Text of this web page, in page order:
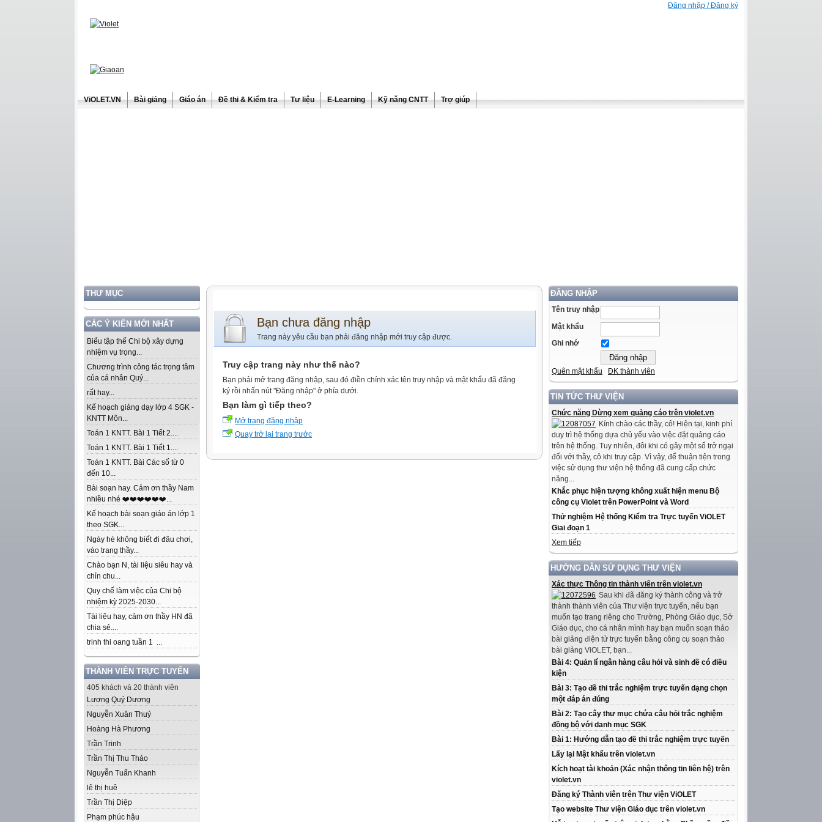
Đăng nhập / Đăng ký
ViOLET.VN Bài giảng Giáo án Đề thi & Kiểm tra Tư liệu E-Learning Kỹ năng CNTT Trợ giúp
THƯ MỤC
CÁC Ý KIẾN MỚI NHẤT
Biểu tập thể Chi bộ xây dựng
nhiệm vụ trọng...
Chương trình công tác trọng tâm
của cá nhân Quý...
rất hay...
Kế hoạch giảng dạy lớp 4 SGK -
KNTT Môn...
Toán 1 KNTT. Bài 1 Tiết 2....
Toán 1 KNTT. Bài 1 Tiết 1....
Toán 1 KNTT. Bài Các số từ 0
đến 10...
Bài soạn hay. Cảm ơn thầy Nam
nhiều nhé ❤️❤️❤️❤️❤️❤️...
Kế hoạch bài soạn giáo án lớp 1
theo SGK...
Ngày hè không biết đi đâu chơi,
vào trang thầy...
Chào bạn N, tài liệu siêu hay và
chỉn chu...
Quy chế làm việc của Chi bộ
nhiệm kỳ 2025-2030...
Tài liệu hay, cảm ơn thầy HN đã
chia sẻ....
trinh thi oang tuần 1 ...
THÀNH VIÊN TRỰC TUYẾN
405 khách và 20 thành viên
Lương Quý Dương
Nguyễn Xuân Thuỷ
Hoàng Hà Phương
Trần Trinh
Trần Thị Thu Thảo
Nguyễn Tuấn Khanh
lê thị huê
Trần Thị Diệp
Phạm phúc hậu
ĐĂNG NHẬP
Tên truy nhập
Mật khẩu
Ghi nhớ
Quên mật khẩu ĐK thành viên
TIN TỨC THƯ VIỆN
Chức năng Dừng xem quảng cáo trên violet.vn
Kính chào các thầy, cô! Hiện tại, kinh phí
duy trì hệ thống dựa chủ yếu vào việc đặt quảng cáo
trên hệ thống. Tuy nhiên, đôi khi có gây một số trở ngại
đối với thầy, cô khi truy cập. Vì vậy, để thuận tiện trong
việc sử dụng thư viện hệ thống đã cung cấp chức
năng...
Khắc phục hiện tượng không xuất hiện menu Bộ
công cụ Violet trên PowerPoint và Word
Thử nghiệm Hệ thống Kiểm tra Trực tuyến ViOLET
Giai đoạn 1
Xem tiếp
HƯỚNG DẪN SỬ DỤNG THƯ VIỆN
Xác thực Thông tin thành viên trên violet.vn
Sau khi đã đăng ký thành công và trở
thành thành viên của Thư viện trực tuyến, nếu bạn
muốn tạo trang riêng cho Trường, Phòng Giáo dục, Sở
Giáo dục, cho cá nhân mình hay bạn muốn soạn thảo
bài giảng điện tử trực tuyến bằng công cụ soạn thảo
bài giảng ViOLET, bạn...
Bài 4: Quản lí ngân hàng câu hỏi và sinh đề có điều
kiện
Bài 3: Tạo đề thi trắc nghiệm trực tuyến dạng chọn
một đáp án đúng
Bài 2: Tạo cây thư mục chứa câu hỏi trắc nghiệm
đồng bộ với danh mục SGK
Bài 1: Hướng dẫn tạo đề thi trắc nghiệm trực tuyến
Lấy lại Mật khẩu trên violet.vn
Kích hoạt tài khoản (Xác nhận thông tin liên hệ) trên
violet.vn
Đăng ký Thành viên trên Thư viện ViOLET
Tạo website Thư viện Giáo dục trên violet.vn
Bạn chưa đăng nhập
Trang này yêu cầu bạn phải đăng nhập mới truy cập được.
Truy cập trang này như thế nào?
Bạn phải mở trang đăng nhập, sau đó điền chính xác tên truy nhập và mật khẩu đã đăng
ký rồi nhấn nút "Đăng nhập" ở phía dưới.
Bạn làm gì tiếp theo?
Mở trang đăng nhập
Quay trở lại trang trước